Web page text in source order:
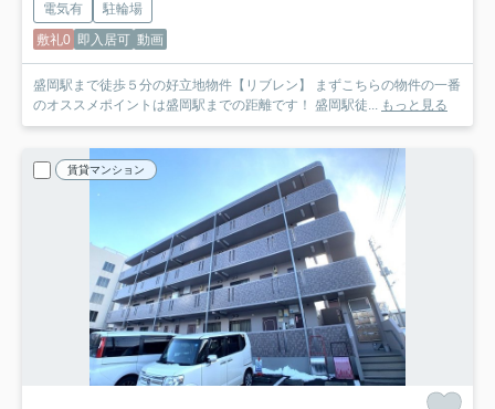
電気有
駐輪場
敷礼0 即入居可 動画
盛岡駅まで徒歩５分の好立地物件【リブレン】 まずこちらの物件の一番
のオススメポイントは盛岡駅までの距離です！ 盛岡駅徒... もっと見る
賃貸マンション